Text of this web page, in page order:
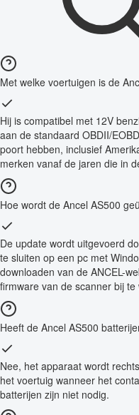
Met welke voertuigen is de
Hij is compatibel met 12V
aan de standaard OBDII/
poort hebben, inclusief
merken vanaf de jaren die in
Hoe wordt de Ancel AS500
De update wordt uitgevoerd
te sluiten op een pc met
downloaden van de ANCEL-
firmware van de scanner bij te
Heeft de Ancel AS500
Nee, het apparaat wordt
het voertuig wanneer het
batterijen zijn niet nodig.